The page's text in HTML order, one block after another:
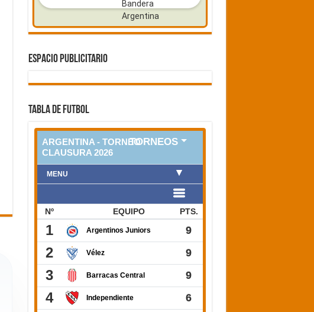
ESPACIO PUBLICITARIO
TABLA DE FUTBOL